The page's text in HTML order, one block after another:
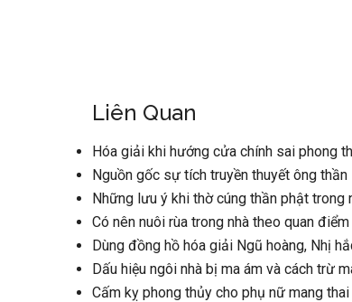
Liên Quan
Hóa giải khi hướng cửa chính sai phong
Nguồn gốc sự tích truyền thuyết ông thần
Những lưu ý khi thờ cúng thần phật trong
Có nên nuôi rùa trong nhà theo quan
Dùng đồng hồ hóa giải Ngũ hoàng, Nhị
Dấu hiệu ngôi nhà bị ma ám và cách trừ
Cấm kỵ phong thủy cho phụ nữ mang thai